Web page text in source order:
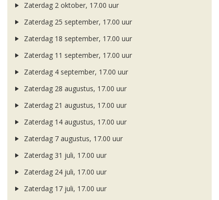
Zaterdag 2 oktober, 17.00 uur
Zaterdag 25 september, 17.00 uur
Zaterdag 18 september, 17.00 uur
Zaterdag 11 september, 17.00 uur
Zaterdag 4 september, 17.00 uur
Zaterdag 28 augustus, 17.00 uur
Zaterdag 21 augustus, 17.00 uur
Zaterdag 14 augustus, 17.00 uur
Zaterdag 7 augustus, 17.00 uur
Zaterdag 31 juli, 17.00 uur
Zaterdag 24 juli, 17.00 uur
Zaterdag 17 juli, 17.00 uur